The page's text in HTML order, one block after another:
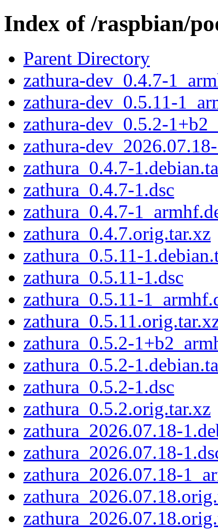
Index of /raspbian/
Parent Directory
zathura-dev_0.4.7-
zathura-dev_0.5.11-
zathura-dev_0.5.2-
zathura-
zathura_0.4.7-
zathura_0.4.7-1.dsc
zathura_0.4.7-
zathura_0.4.7.orig.tar.xz
zathura_0.5.11-
zathura_0.5.11-1.dsc
zathura_0.5.11-
zathura_0.5.2-
zathura_0.5.2-
zathura_0.5.2-1.dsc
zathura_0.5.2.orig.tar.xz
zathura_2026.07.18-
zathura_2026.07.18-
zathura_2026.07.18-